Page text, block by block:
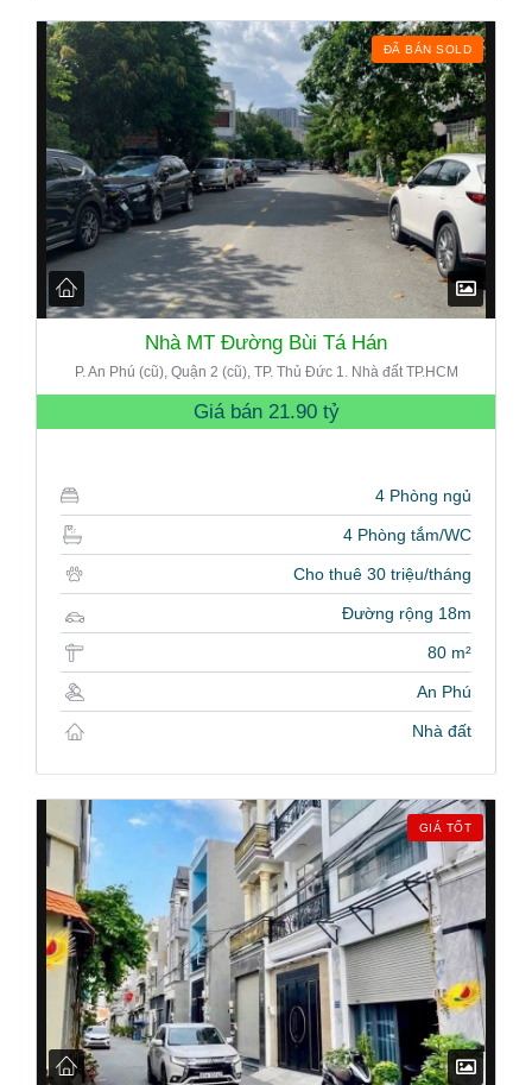
ĐÃ BÁN SOLD
Nhà MT Đường Bùi Tá Hán
P. An Phú (cũ), Quận 2 (cũ), TP. Thủ Đức 1. Nhà đất TP.HCM
Giá bán 21.90 tỷ
4 Phòng ngủ
4 Phòng tắm/WC
Cho thuê 30 triệu/tháng
Đường rộng 18m
80 m²
An Phú
Nhà đất
GIÁ TỐT